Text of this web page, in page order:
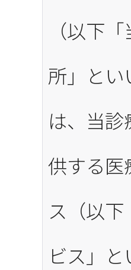
（以下
所」とい
は、当
供する医
ス（以
ビス」と